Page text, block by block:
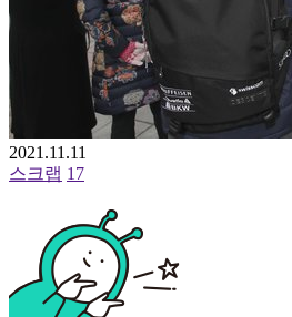
2021.11.11
스크랩 17